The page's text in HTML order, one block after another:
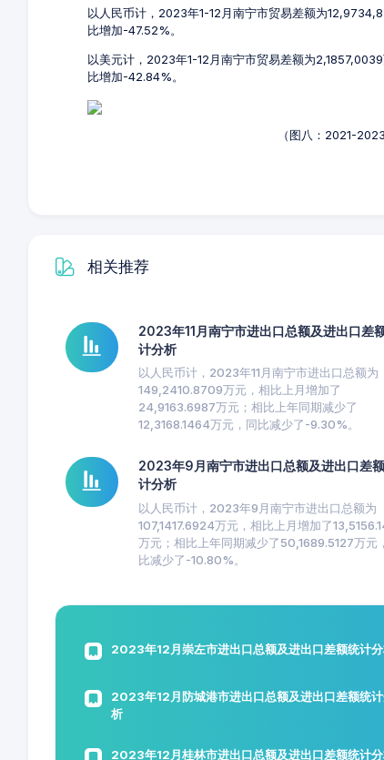
以人民币计，2023年1-12月南宁市贸易差额为
比增加-47.52%。
以美元计，2023年1-12月南宁市贸易差额为
比增加-42.84%。
（图八：2021-
相关推荐
2023年11月南宁市进出口总额及进出口差
计分析
以人民币计，2023年11月南宁市进出口总额为
149,2410.8709万元，相比上月增加了
24,9163.6987万元；相比上年同期减少了
12,3168.1464万元，同比减少了-9.30%。
2023年9月南宁市进出口总额及进出口差
计分析
以人民币计，2023年9月南宁市进出口总额为
107,1417.6924万元，相比上月增加了
万元；相比上年同期减少了50,1689.5127万元
比减少了-10.80%。
2023年12月崇左市进出口总额及进出口差额统计
2023年12月防城港市进出口总额及进出口差额统
析
2023年12月桂林市进出口总额及进出口差额统计